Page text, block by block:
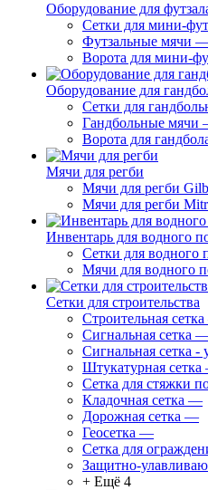
Оборудование для
Сетки для мини-
Футзальные мячи
Ворота для мини-
Оборудование для
Сетки для
Гандбольные мячи
Ворота для
Мячи для регби
Мячи для регби
Мячи для регби
Инвентарь для водного
Сетки для водного
Мячи для водного
Сетки для строительства
Строительная сетка
Сигнальная сетка
Сигнальная сетка -
Штукатурная сетка
Сетка для стяжки
Кладочная сетка —
Дорожная сетка —
Геосетка —
Сетка для
Защитно-
+ Ещё 4